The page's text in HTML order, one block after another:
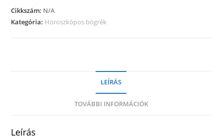
mennyiség
Cikkszám: N/A
Kategória: Horoszkópos bögrék
LEÍRÁS
TOVÁBBI INFORMÁCIÓK
Leírás